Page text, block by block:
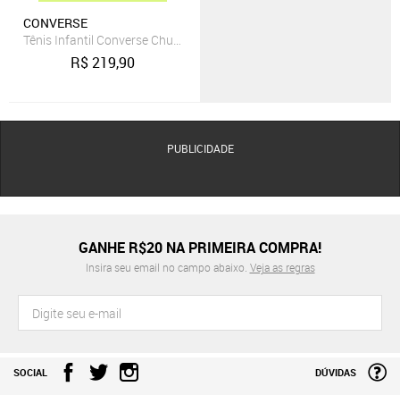
CONVERSE
Tênis Infantil Converse Chuck Taylor All Star 2V Preto
R$219,90
PUBLICIDADE
GANHE R$20 NA PRIMEIRA COMPRA!
Insira seu email no campo abaixo. Veja as regras
SOCIAL DÚVIDAS